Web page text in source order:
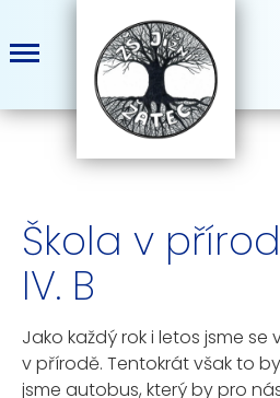
Škola v
IV. B
Jako každý rok i letos jsme se
v přírodě. Tentokrát však to
jsme autobus, který by pro